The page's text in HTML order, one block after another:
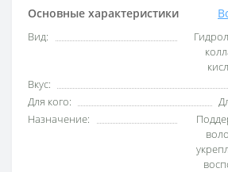
Основные характеристики
Вид:
Вкус:
Для кого:
Назначение: